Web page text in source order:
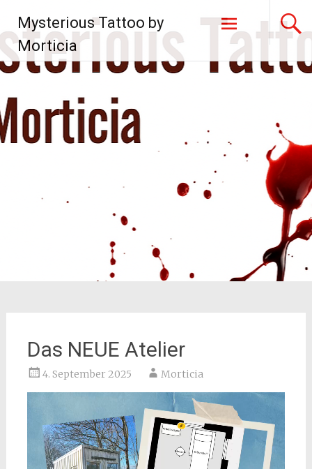
Inhalt
springen
Mysterious Tattoo by
Morticia
Das NEUE Atelier
4. September 2025 Morticia